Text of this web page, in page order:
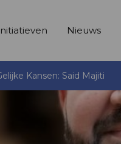
Nieuws
Kansen: Said Majiti